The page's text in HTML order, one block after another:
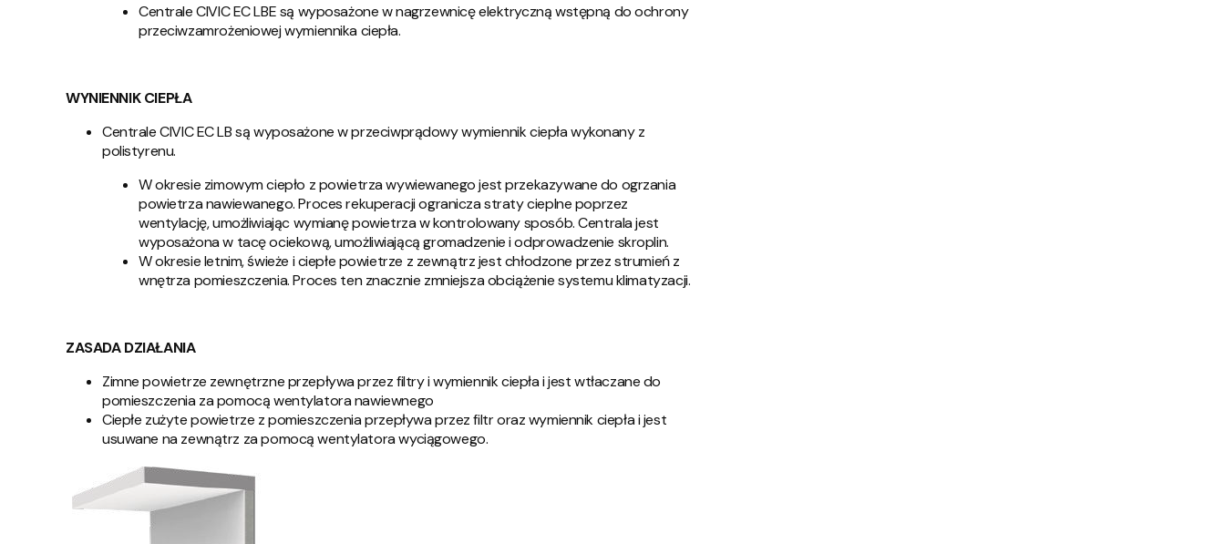
Centrale CIVIC EC LBE są wyposażone w nagrzewnicę elektryczną wstępną do ochrony
przeciwzamrożeniowej wymiennika ciepła.
WYNIENNIK CIEPŁA
Centrale CIVIC EC LB są wyposażone w przeciwprądowy wymiennik ciepła wykonany z
polistyrenu.
W okresie zimowym ciepło z powietrza wywiewanego jest przekazywane do ogrzania
powietrza nawiewanego. Proces rekuperacji ogranicza straty cieplne poprzez
wentylację, umożliwiając wymianę powietrza w kontrolowany sposób. Centrala jest
wyposażona w tacę ociekową, umożliwiającą gromadzenie i odprowadzenie skroplin.
W okresie letnim, świeże i ciepłe powietrze z zewnątrz jest chłodzone przez strumień z
wnętrza pomieszczenia. Proces ten znacznie zmniejsza obciążenie systemu klimatyzacji.
ZASADA DZIAŁANIA
Zimne powietrze zewnętrzne przepływa przez filtry i wymiennik ciepła i jest wtłaczane do
pomieszczenia za pomocą wentylatora nawiewnego
Ciepłe zużyte powietrze z pomieszczenia przepływa przez filtr oraz wymiennik ciepła i jest
usuwane na zewnątrz za pomocą wentylatora wyciągowego.